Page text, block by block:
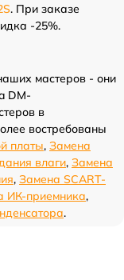
. При заказе
-25%.
мастеров - они
DM-
в
востребованы
платы, Замена
влаги, Замена
, Замена SCART-
ИК-приемника,
.